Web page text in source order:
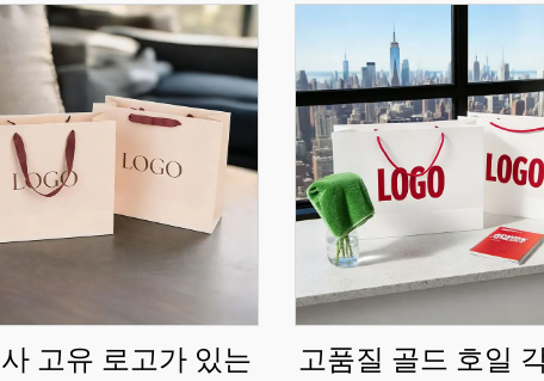
고유 로고가 있는
고품질 골드 호일